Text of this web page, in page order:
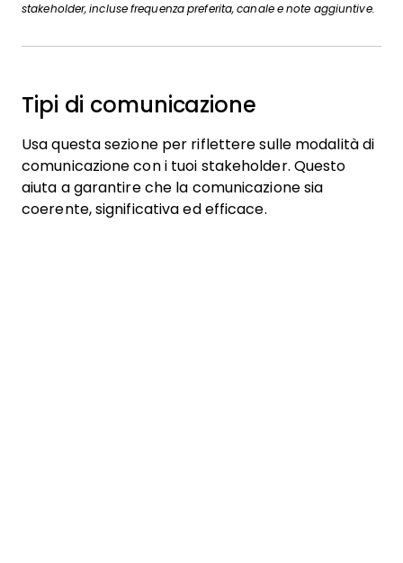
stakeholder, incluse frequenza preferita, canale e note aggiuntive.
Tipi di comunicazione
Usa questa sezione per riflettere sulle modalità di
comunicazione con i tuoi stakeholder. Questo
aiuta a garantire che la comunicazione sia
coerente, significativa ed efficace.